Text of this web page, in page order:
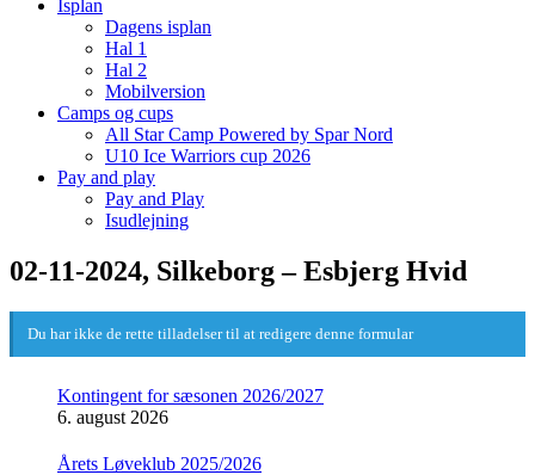
Isplan
Dagens isplan
Hal 1
Hal 2
Mobilversion
Camps og cups
All Star Camp Powered by Spar Nord
U10 Ice Warriors cup 2026
Pay and play
Pay and Play
Isudlejning
02-11-2024, Silkeborg – Esbjerg Hvid
Du har ikke de rette tilladelser til at redigere denne formular
Kontingent for sæsonen 2026/2027
6. august 2026
Årets Løveklub 2025/2026